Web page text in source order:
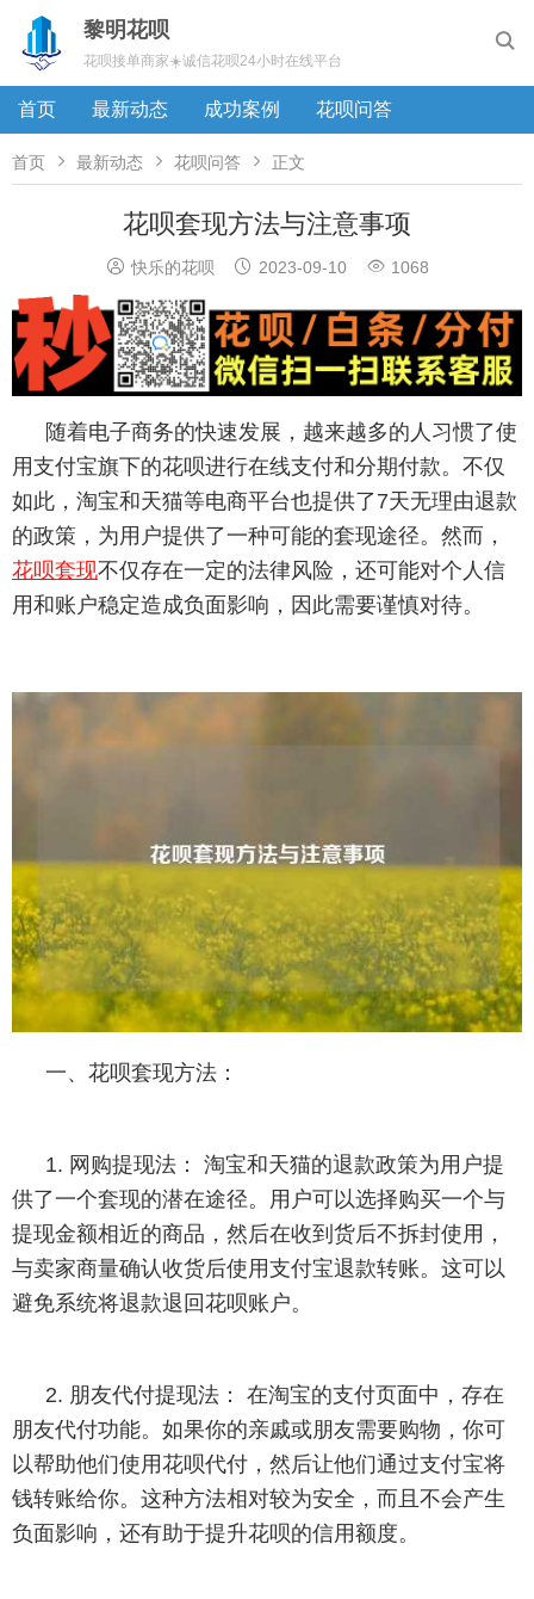

黎明花呗
花呗接单商家☀️诚信花呗24小时在线平台
首页 最新动态 成功案例 花呗问答
首页  最新动态  花呗问答  正文
花呗套现方法与注意事项
 快乐的花呗  2023-09-10  1068
随着电子商务的快速发展，越来越多的人习惯了使
用支付宝旗下的花呗进行在线支付和分期付款。不仅
如此，淘宝和天猫等电商平台也提供了7天无理由退款
的政策，为用户提供了一种可能的套现途径。然而，
花呗套现不仅存在一定的法律风险，还可能对个人信
用和账户稳定造成负面影响，因此需要谨慎对待。
一、花呗套现方法：
1. 网购提现法： 淘宝和天猫的退款政策为用户提
供了一个套现的潜在途径。用户可以选择购买一个与
提现金额相近的商品，然后在收到货后不拆封使用，
与卖家商量确认收货后使用支付宝退款转账。这可以
避免系统将退款退回花呗账户。
2. 朋友代付提现法： 在淘宝的支付页面中，存在
朋友代付功能。如果你的亲戚或朋友需要购物，你可
以帮助他们使用花呗代付，然后让他们通过支付宝将
钱转账给你。这种方法相对较为安全，而且不会产生
负面影响，还有助于提升花呗的信用额度。